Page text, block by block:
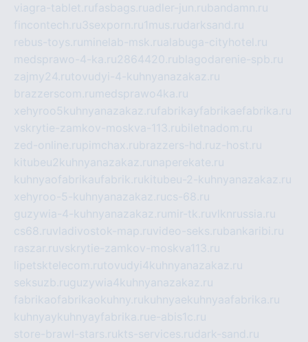
viagra-tablet.rufasbags.ruadler-jun.rubandamn.ru
fincontech.ru3sexporn.ru1mus.rudarksand.ru
rebus-toys.ru minelab-msk.rualabuga-cityhotel.ru
medsprawo-4-ka.ru2864420.rublagodarenie-spb.ru
zajmy24.rutovudyi-4-kuhnyanazakaz.ru
brazzerscom.ru medsprawo4ka.ru
xehyroo5kuhnyanazakaz.rufabrikayfabrikaefabrika.ru
vskrytie-zamkov-moskva-113.rubiletnadom.ru
zed-online.rupimchax.rubrazzers-hd.ruz-host.ru
kitubeu2kuhnyanazakaz.ru naperekate.ru
kuhnyaofabrikaufabrik.rukitubeu-2-kuhnyanazakaz.ru
xehyroo-5-kuhnyanazakaz.rucs-68.ru
guzywia-4-kuhnyanazakaz.ru mir-tk.ruvlknrussia.ru
cs68.ruvladivostok-map.ruvideo-seks.rubankaribi.ru
raszar.ruvskrytie-zamkov-moskva113.ru
lipetsktelecom.rutovudyi4kuhnyanazakaz.ru
seksuzb.ruguzywia4kuhnyanazakaz.ru
fabrikaofabrikaokuhny.rukuhnyaekuhnyaafabrika.ru
kuhnyaykuhnyayfabrika.rue-abis1c.ru
store-brawl-stars.rukts-services.rudark-sand.ru